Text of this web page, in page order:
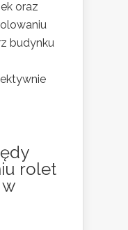
oraz
budynku
rolet